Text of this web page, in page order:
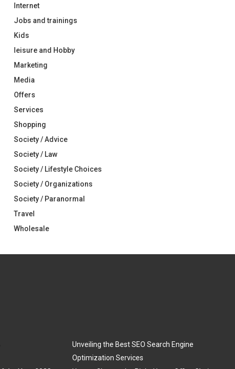
Internet
Jobs and trainings
Kids
leisure and Hobby
Marketing
Media
Offers
Services
Shopping
Society / Advice
Society / Law
Society / Lifestyle Choices
Society / Organizations
Society / Paranormal
Travel
Wholesale
Unveiling the Best SEO Search Engine
Optimization Services